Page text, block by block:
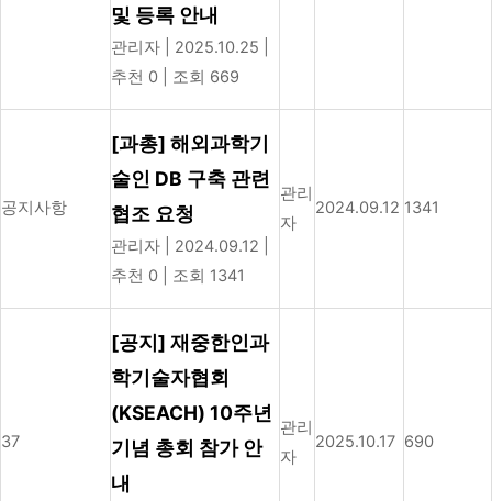
및 등록 안내
관리자 2025.10.25
추천 0
조회 669
공지사항
[과총] 해외과학기
술인 DB 구축 관련
협조 요청
관리자 2024.09.12
추천 0
조회 1341
관리
자
2024.09.12 1341
37
[공지] 재중한인과
학기술자협회
(KSEACH) 10주년
기념 총회 참가 안
내
관리
자
2025.10.17 690